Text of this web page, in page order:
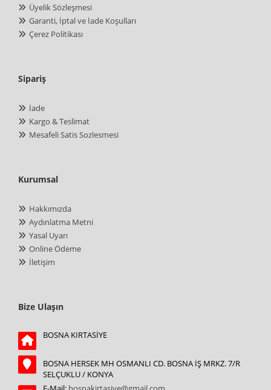
Üyelik Sözleşmesi
Garanti, İptal ve İade Koşulları
Çerez Politikası
Sipariş
İade
Kargo & Teslimat
Mesafeli Satis Sozlesmesi
Kurumsal
Hakkımızda
Aydınlatma Metni
Yasal Uyarı
Online Ödeme
İletişim
Bize Ulaşın
BOSNA KIRTASİYE
BOSNA HERSEK MH OSMANLI CD. BOSNA İŞ MRKZ. 7/R
SELÇUKLU / KONYA